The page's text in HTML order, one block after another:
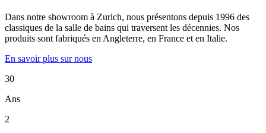
Dans notre showroom à Zurich, nous présentons depuis 1996 des
classiques de la salle de bains qui traversent les décennies. Nos
produits sont fabriqués en Angleterre, en France et en Italie.
En savoir plus sur nous
30
Ans
2